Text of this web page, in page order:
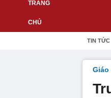
TIN TỨC
Giáo